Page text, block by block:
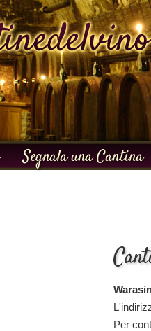
Segnala una Cantina
Per